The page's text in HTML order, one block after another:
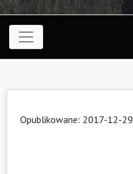
Opublikowane: 2017-12-29